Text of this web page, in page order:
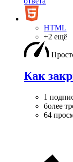
HTML
+2 ещё
Как
1
более
64